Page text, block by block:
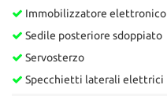
Immobilizzatore elettronico
Sedile posteriore sdoppiato
Servosterzo
Specchietti laterali elettrici